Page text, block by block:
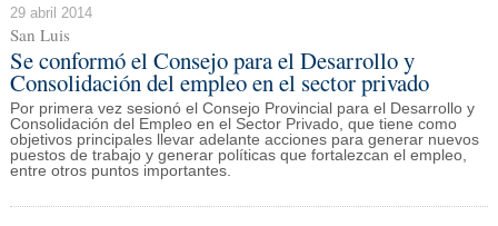
29 abril 2014
San Luis
Se conformó el Consejo para el Desarrollo y
Consolidación del empleo en el sector privado
Por primera vez sesionó el Consejo Provincial para el Desarrollo y
Consolidación del Empleo en el Sector Privado, que tiene como
objetivos principales llevar adelante acciones para generar nuevos
puestos de trabajo y generar políticas que fortalezcan el empleo,
entre otros puntos importantes.